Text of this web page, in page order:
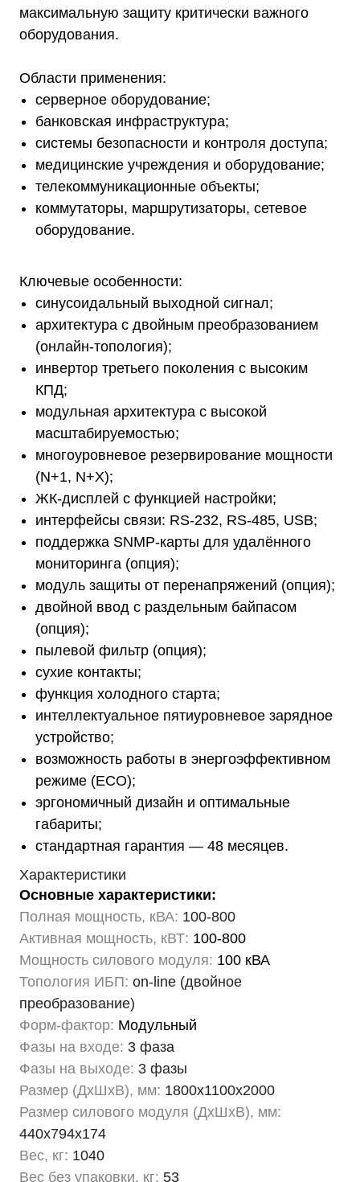
максимальную защиту критически важного
оборудования.
Области применения:
серверное оборудование;
банковская инфраструктура;
системы безопасности и контроля доступа;
медицинские учреждения и оборудование;
телекоммуникационные объекты;
коммутаторы, маршрутизаторы, сетевое
оборудование.
Ключевые особенности:
синусоидальный выходной сигнал;
архитектура с двойным преобразованием
(онлайн-топология);
инвертор третьего поколения с высоким
КПД;
модульная архитектура с высокой
масштабируемостью;
многоуровневое резервирование мощности
(N+1, N+X);
ЖК-дисплей с функцией настройки;
интерфейсы связи: RS-232, RS-485, USB;
поддержка SNMP-карты для удалённого
мониторинга (опция);
модуль защиты от перенапряжений (опция);
двойной ввод с раздельным байпасом
(опция);
пылевой фильтр (опция);
сухие контакты;
функция холодного старта;
интеллектуальное пятиуровневое зарядное
устройство;
возможность работы в энергоэффективном
режиме (ECO);
эргономичный дизайн и оптимальные
габариты;
стандартная гарантия — 48 месяцев.
Характеристики
Основные характеристики:
Полная мощность, кВА: 100-800
Активная мощность, кВТ: 100-800
Мощность силового модуля: 100 кВА
Топология ИБП: on-line (двойное
преобразование)
Форм-фактор: Модульный
Фазы на входе: 3 фаза
Фазы на выходе: 3 фазы
Размер (ДхШхВ), мм: 1800х1100х2000
Размер силового модуля (ДхШхВ), мм:
440х794х174
Вес, кг: 1040
Вес без упаковки, кг: 53